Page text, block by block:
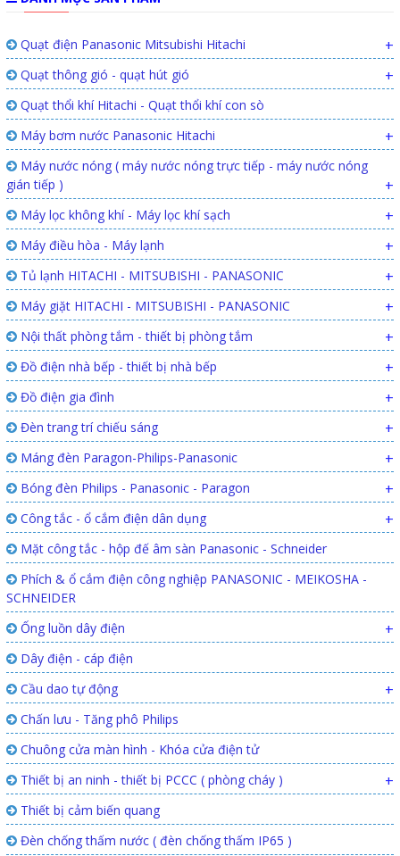
Quạt điện Panasonic Mitsubishi Hitachi +
Quạt thông gió - quạt hút gió +
Quạt thổi khí Hitachi - Quạt thổi khí con sò
Máy bơm nước Panasonic Hitachi
+
Máy nước nóng ( máy nước nóng trực tiếp - máy nước nóng
gián tiếp )
+
Máy lọc không khí - Máy lọc khí sạch +
Máy điều hòa - Máy lạnh +
Tủ lạnh HITACHI - MITSUBISHI - PANASONIC +
Máy giặt HITACHI - MITSUBISHI - PANASONIC +
Nội thất phòng tắm - thiết bị phòng tắm +
Đồ điện nhà bếp - thiết bị nhà bếp +
Đồ điện gia đình +
Đèn trang trí chiếu sáng +
Máng đèn Paragon-Philips-Panasonic +
Bóng đèn Philips - Panasonic - Paragon +
Công tắc - ổ cắm điện dân dụng +
Mặt công tắc - hộp đế âm sàn Panasonic - Schneider
Phích & ổ cắm điện công nghiệp PANASONIC - MEIKOSHA -
SCHNEIDER
Ống luồn dây điện
+
Dây điện - cáp điện
Cầu dao tự động
+
Chấn lưu - Tăng phô Philips
Chuông cửa màn hình - Khóa cửa điện tử
Thiết bị an ninh - thiết bị PCCC ( phòng cháy )
+
Thiết bị cảm biến quang
Đèn chống thấm nước ( đèn chống thấm IP65 )